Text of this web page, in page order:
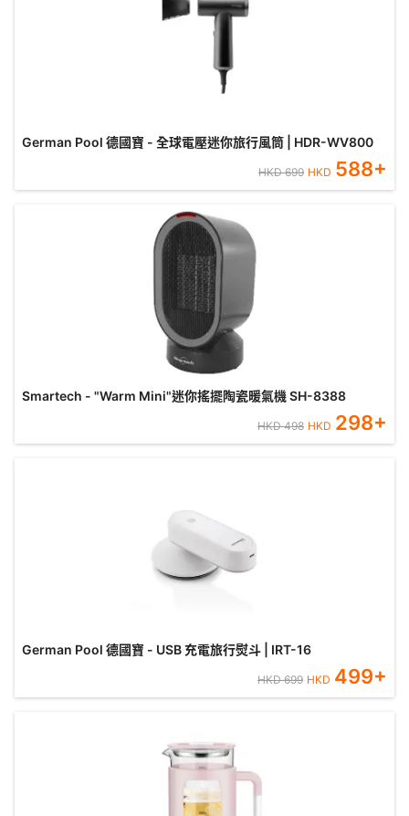
German Pool 德國寶 - 全球電壓迷你旅行風筒 | HDR-WV800
HKD699 HKD 588+
Smartech - "Warm Mini"迷你搖擺陶瓷暖氣機 SH-8388
HKD498 HKD 298+
German Pool 德國寶 - USB 充電旅行熨斗 | IRT-16
HKD699 HKD 499+